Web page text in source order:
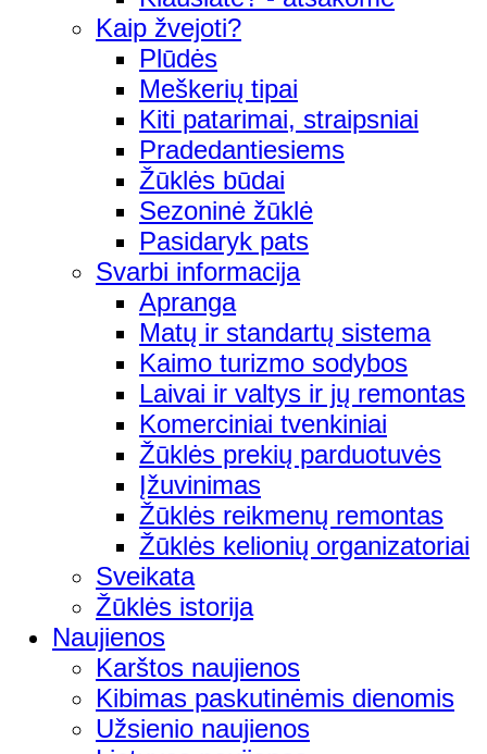
Kaip žvejoti?
Plūdės
Meškerių tipai
Kiti patarimai, straipsniai
Pradedantiesiems
Žūklės būdai
Sezoninė žūklė
Pasidaryk pats
Svarbi informacija
Apranga
Matų ir standartų sistema
Kaimo turizmo sodybos
Laivai ir valtys ir jų remontas
Komerciniai tvenkiniai
Žūklės prekių parduotuvės
Įžuvinimas
Žūklės reikmenų remontas
Žūklės kelionių organizatoriai
Sveikata
Žūklės istorija
Naujienos
Karštos naujienos
Kibimas paskutinėmis dienomis
Užsienio naujienos